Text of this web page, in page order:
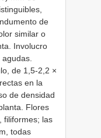
de
similar o
Involucro
de 1,5-2,2 ×
en la
de densidad
Flores
filiformes; las
todas